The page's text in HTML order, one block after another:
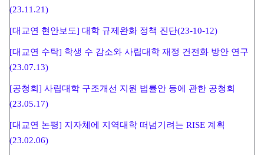
(23.11.21)
[대교연 현안보도] 대학 규제완화 정책 진단(23-10-12)
[대교연 수탁] 학생 수 감소와 사립대학 재정 건전화 방안 연구
(23.07.13)
[공청회] 사립대학 구조개선 지원 법률안 등에 관한 공청회
(23.05.17)
[대교연 논평] 지자체에 지역대학 떠넘기려는 RISE 계획
(23.02.06)